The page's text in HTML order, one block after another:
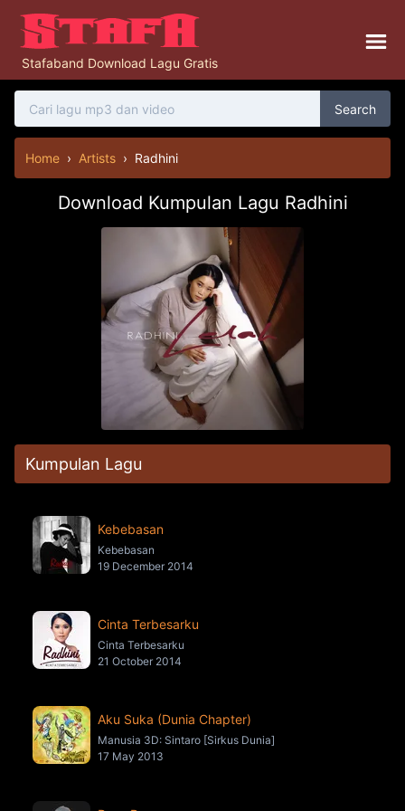
Stafaband Download Lagu Gratis
Search
Home › Artists › Radhini
Download Kumpulan Lagu Radhini
Kumpulan Lagu
Kebebasan
Kebebasan
19 December 2014
Cinta Terbesarku
Cinta Terbesarku
21 October 2014
Aku Suka (Dunia Chapter)
Manusia 3D: Sintaro [Sirkus Dunia]
17 May 2013